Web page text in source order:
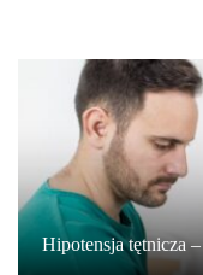
Hipotensja tętnicza